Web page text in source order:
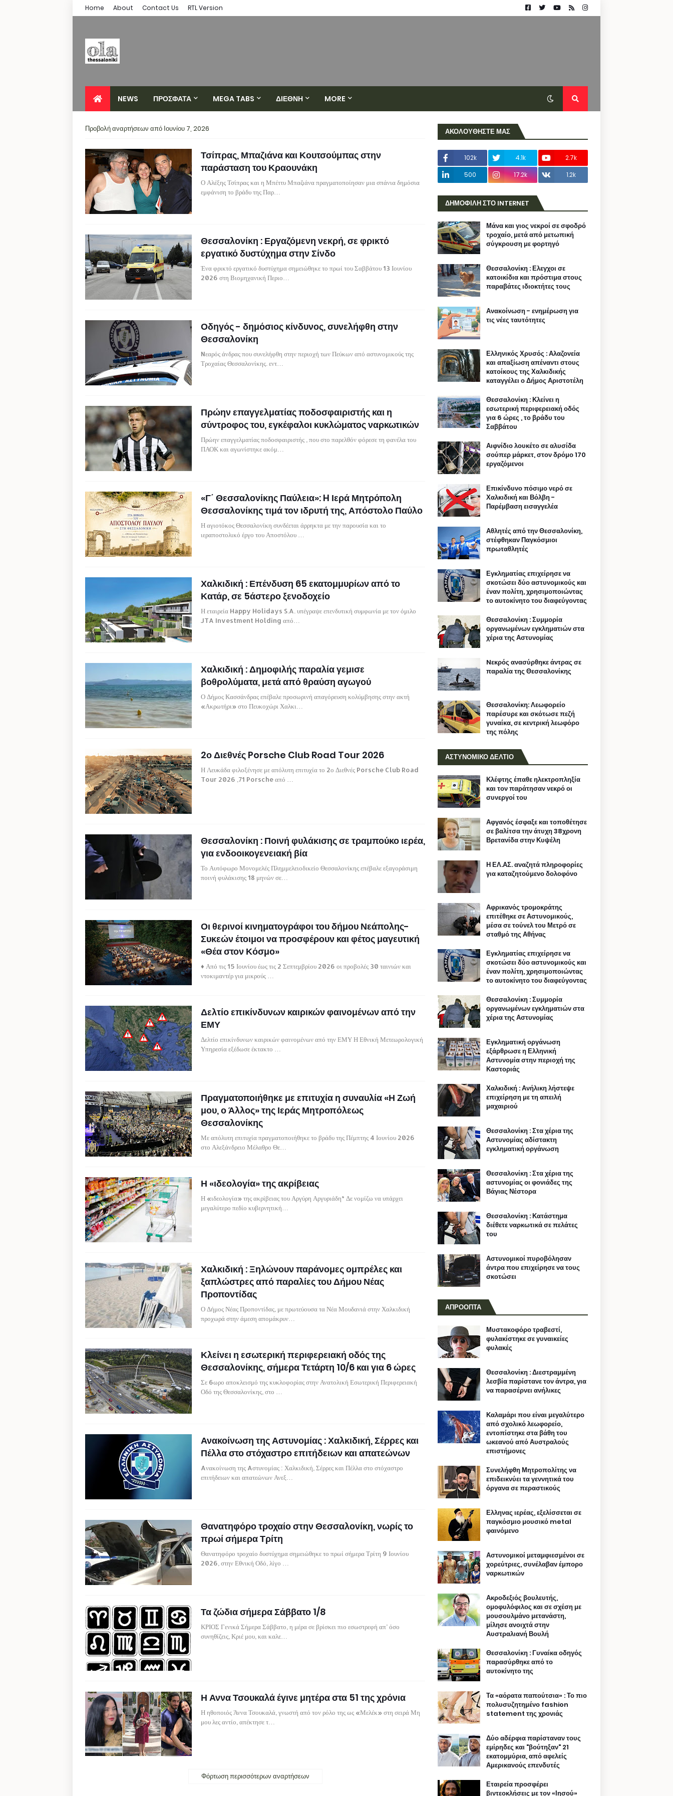
Home About Contact Us RTL Version
NEWS ΠΡΟΣΦΑΤΑ MEGA TABS ΔΙΕΘΝΗ MORE
Προβολή αναρτήσεων από Ιουνίου 7, 2026
Τσίπρας, Μπαζιάνα και Κουτσούμπας στην
παράσταση του Κραουνάκη
Ο Αλέξης Τσίπρας και η Μπέττυ Μπαζιάνα πραγματοποίησαν μια σπάνια δημόσια
εμφάνιση το βράδυ της Παρ…
Θεσσαλονίκη : Εργαζόμενη νεκρή, σε φρικτό
εργατικό δυστύχημα στην Σίνδο
Ένα φρικτό εργατικό δυστύχημα σημειώθηκε το πρωί του Σαββάτου 13 Ιουνίου
2026 στη Βιομηχανική Περιο…
Οδηγός - δημόσιος κίνδυνος, συνελήφθη στην
Θεσσαλονίκη
Nεαρός άνδρας που συνελήφθη στην περιοχή των Πεύκων από αστυνομικούς της
Τροχαίας Θεσσαλονίκης. εντ…
Πρώην επαγγελματίας ποδοσφαιριστής και η
σύντροφος του, εγκέφαλοι κυκλώματος ναρκωτικών
Πρώην επαγγελματίας ποδοσφαιριστής , που στο παρελθόν φόρεσε τη φανέλα του
ΠΑΟΚ και αγωνίστηκε ακόμ…
«Γ΄ Θεσσαλονίκης Παύλεια»: H Ιερά Μητρόπολη
Θεσσαλονίκης τιμά τον ιδρυτή της, Απόστολο Παύλο
Η αγιοτόκος Θεσσαλονίκη συνδέεται άρρηκτα με την παρουσία και το
ιεραποστολικό έργο του Αποστόλου …
Χαλκιδική : Επένδυση 65 εκατομμυρίων από το
Κατάρ, σε 5άστερο ξενοδοχείο
Η εταιρεία Happy Holidays S.A. υπέγραψε επενδυτική συμφωνία με τον όμιλο
JTA Investment Holding από…
Χαλκιδική : Δημοφιλής παραλία γεμισε
βοθρολύματα, μετά από θραύση αγωγού
Ο Δήμος Κασσάνδρας επέβαλε προσωρινή απαγόρευση κολύμβησης στην ακτή
«Ακρωτήρι» στο Πευκοχώρι Χαλκι…
2ο Διεθνές Porsche Club Road Tour 2026
Η Λευκάδα φιλοξένησε με απόλυτη επιτυχία το 2ο Διεθνές Porsche Club Road
Tour 2026 ,71 Porsche από …
Θεσσαλονίκη : Ποινή φυλάκισης σε τραμπούκο ιερέα,
για ενδοοικογενειακή βία
Το Αυτόφωρο Μονομελές Πλημμελειοδικείο Θεσσαλονίκης επέβαλε εξαγοράσιμη
ποινή φυλάκισης 18 μηνών σε…
Οι θερινοί κινηματογράφοι του δήμου Νεάπολης-
Συκεών έτοιμοι να προσφέρουν και φέτος μαγευτική
«Θέα στον Κόσμο»
♦ Από τις 15 Ιουνίου έως τις 2 Σεπτεμβρίου 2026 οι προβολές 30 ταινιών και
ντοκιμαντέρ για μικρούς …
Δελτίο επικίνδυνων καιρικών φαινομένων από την
ΕΜΥ
Δελτίο επικίνδυνων καιρικών φαινομένων από την ΕΜΥ Η Εθνική Μετεωρολογική
Υπηρεσία εξέδωσε έκτακτο …
Πραγματοποιήθηκε με επιτυχία η συναυλία «Η Ζωή
μου, ο Άλλος» της Ιεράς Μητροπόλεως
Θεσσαλονίκης
Με απόλυτη επιτυχία πραγματοποιήθηκε το βράδυ της Πέμπτης 4 Ιουνίου 2026
στο Αλεξάνδρειο Μέλαθρο Θε…
Η «ιδεολογία» της ακρίβειας
Η «ιδεολογία» της ακρίβειας του Αργύρη Αργυριάδη* Δε νομίζω να υπάρχει
μεγαλύτερο πεδίο κυβερνητική…
Χαλκιδική : Ξηλώνουν παράνομες ομπρέλες και
ξαπλώστρες από παραλίες του Δήμου Νέας
Προποντίδας
Ο Δήμος Νέας Προποντίδας, με πρωτεύουσα τα Νέα Μουδανιά στην Χαλκιδική
προχωρά στην άμεση απομάκρυν…
Κλείνει η εσωτερική περιφερειακή οδός της
Θεσσαλονίκης, σήμερα Τετάρτη 10/6 και για 6 ώρες
Σε 6ωρο αποκλεισμό της κυκλοφορίας στην Ανατολική Εσωτερική Περιφερειακή
Οδό της Θεσσαλονίκης, στο …
Ανακοίνωση της Αστυνομίας : Χαλκιδική, Σέρρες και
Πέλλα στο στόχαστρο επιτήδειων και απατεώνων
Aνακοίνωση της Aστυνομίας : Χαλκιδική, Σέρρες και Πέλλα στο στόχαστρο
επιτήδειων και απατεώνων Ανεξ…
Θανατηφόρο τροχαίο στην Θεσσαλονίκη, νωρίς το
πρωί σήμερα Τρίτη
Θανατηφόρο τροχαίο δυστύχημα σημειώθηκε το πρωί σήμερα Τρίτη 9 Ιουνίου
2026, στην Εθνική Οδό, λίγο …
Τα ζώδια σήμερα Σάββατο 1/8
ΚΡΙΟΣ Γενικά Σήμερα Σάββατο, η μέρα σε βρίσκει πιο εσωστρεφή απ’ όσο
συνηθίζεις, Κριέ μου, και καλε…
Η Αννα Τσουκαλά έγινε μητέρα στα 51 της χρόνια
Η ηθοποιός Άννα Τσουκαλά, γνωστή από τον ρόλο της ως «Μελέκ» στη σειρά Μη
μου λες αντίο, απέκτησε τ…
Φόρτωση περισσότερων αναρτήσεων
ΑΚΟΛΟΥΘΗΣΤΕ ΜΑΣ
102k 4.1k
2.7k
500
17.2k 1.2k
ΔΗΜΟΦΙΛΗ ΣΤΟ INTERNET
Μάνα και γιος νεκροί σε σφοδρό
τροχαίο, μετά από μετωπική
σύγκρουση με φορτηγό
Θεσσαλονίκη : Ελεγχοι σε
κατοικίδια και πρόστιμα στους
παραβάτες ιδιοκτήτες τους
Ανακοίνωση - ενημέρωση για
τις νέες ταυτότητες
Ελληνικός Χρυσός : Αλαζονεία
και απαξίωση απέναντι στους
κατοίκους της Χαλκιδικής
καταγγέλει ο Δήμος Αριστοτέλη
Θεσσαλονίκη : Κλείνει η
εσωτερική περιφερειακή οδός
για 6 ώρες , το βράδυ του
Σαββάτου
Αιφνίδιο λουκέτο σε αλυσίδα
σούπερ μάρκετ, στον δρόμο 170
εργαζόμενοι
Επικίνδυνο πόσιμο νερό σε
Χαλκιδική και Βόλβη -
Παρέμβαση εισαγγελέα
Αθλητές από την Θεσσαλονίκη,
στέφθηκαν Παγκόσμιοι
πρωταθλητές
Εγκληματίας επιχείρησε να
σκοτώσει δύο αστυνομικούς και
έναν πολίτη, χρησιμοποιώντας
το αυτοκίνητο του διαφεύγοντας
Θεσσαλονίκη : Συμμορία
οργανωμένων εγκληματιών στα
χέρια της Αστυνομίας
Nεκρός ανασύρθηκε άντρας σε
παραλία της Θεσσαλονίκης
Θεσσαλονίκη: Λεωφορείο
παρέσυρε και σκότωσε πεζή
γυναίκα, σε κεντρική λεωφόρο
της πόλης
ΑΣΤΥΝΟΜΙΚΟ ΔΕΛΤΙΟ
Κλέφτης έπαθε ηλεκτροπληξία
και τον παράτησαν νεκρό οι
συνεργοί του
Αφγανός έσφαξε και τοποθέτησε
σε βαλίτσα την άτυχη 38χρονη
Βρετανίδα στην Κυψέλη
Η ΕΛ.ΑΣ. αναζητά πληροφορίες
για καταζητούμενο δολοφόνο
Αφρικανός τρομοκράτης
επιτέθηκε σε Αστυνομικούς,
μέσα σε τούνελ του Μετρό σε
σταθμό της Αθήνας
Εγκληματίας επιχείρησε να
σκοτώσει δύο αστυνομικούς και
έναν πολίτη, χρησιμοποιώντας
το αυτοκίνητο του διαφεύγοντας
Θεσσαλονίκη : Συμμορία
οργανωμένων εγκληματιών στα
χέρια της Αστυνομίας
Εγκληματική οργάνωση
εξάρθρωσε η Ελληνική
Αστυνομία στην περιοχή της
Καστοριάς
Χαλκιδική : Ανήλικη λήστεψε
επιχείρηση με τη απειλή
μαχαιριού
Θεσσαλονίκη : Στα χέρια της
Αστυνομίας αδίστακτη
εγκληματική οργάνωση
Θεσσαλονίκη : Στα χέρια της
αστυνομίας οι φονιάδες της
Βάγιας Νέστορα
Θεσσαλονίκη : Κατάστημα
διέθετε ναρκωτικά σε πελάτες
του
Αστυνομικοί πυροβόλησαν
άντρα που επιχείρησε να τους
σκοτώσει
ΑΠΡΟΟΠΤΑ
Μυστακοφόρο τραβεστί,
φυλακίστηκε σε γυναικείες
φυλακές
Θεσσαλονίκη : Διεστραμμένη
λεσβία παρίστανε τον άντρα, για
να παρασέρνει ανήλικες
Καλαμάρι που είναι μεγαλύτερο
από σχολικό λεωφορείο,
εντοπίστηκε στα βάθη του
ωκεανού από Αυστραλούς
επιστήμονες
Συνελήφθη Μητροπολίτης να
επιδεικνύει τα γεννητικά του
όργανα σε περαστικούς
Ελληνας ιερέας, εξελίσσεται σε
παγκόσμιο μουσικό metal
φαινόμενο
Αστυνομικοί μεταμφιεσμένοι σε
χορεύτριες, συνέλαβαν έμπορο
ναρκωτικών
Ακροδεξιός βουλευτής,
ομοφυλόφιλος και σε σχέση με
μουσουλμάνο μετανάστη,
μίλησε ανοιχτά στην
Αυστραλιανή Βουλή
Θεσσαλονίκη : Γυναίκα οδηγός
παρασύρθηκε από το
αυτοκίνητο της
Τα «αόρατα παπούτσια» : Το πιο
πολυσυζητημένο fashion
statement της χρονιάς
Δύο αδέρφια παρίσταναν τους
εμίρηδες και "βούτηξαν" 21
εκατομμύρια, από αφελείς
Αμερικανούς επενδυτές
Εταιρεία προσφέρει
βιντεοκλήσεις με τον «Ιησού»